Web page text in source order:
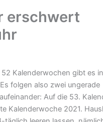
erschwert
Kalenderwochen gibt es
folgen also zwei ungerade
Auf die 53.
Kalenderwoche 2021.